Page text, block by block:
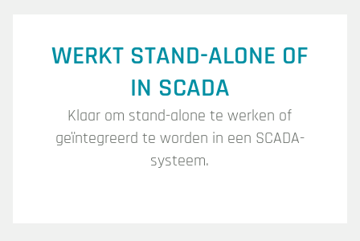
WERKT STAND-ALONE OF
IN SCADA
Klaar om stand-alone te werken of
geïntegreerd te worden in een SCADA-
systeem.